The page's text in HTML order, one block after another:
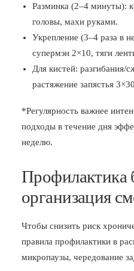
Разминка (2–4 минуты):
головы, махи руками.
Укрепление (3–4 раза в
супермэн 2×10, тяги
Для кистей: разгибания/
растяжение запястья
*Регулярность важнее
подходы в течение дня
неделю.
Профилактика
организация
Чтобы снизить риск
правила профилактики в
микропаузы, чередование